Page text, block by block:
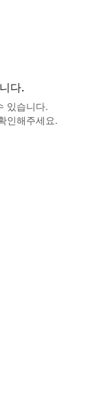
다.
있습니다.
인해주세요.